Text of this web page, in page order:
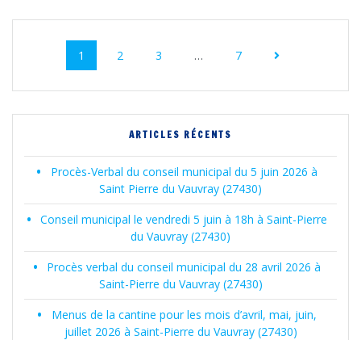
Navigation
sein
des
Page
1 Page
2 Page
3 … Page
7
ARTICLES RÉCENTS
Procès-Verbal du conseil municipal du 5 juin 2026 à
Saint Pierre du Vauvray (27430)
Conseil municipal le vendredi 5 juin à 18h à Saint-Pierre
du Vauvray (27430)
Procès verbal du conseil municipal du 28 avril 2026 à
Saint-Pierre du Vauvray (27430)
Menus de la cantine pour les mois d’avril, mai, juin,
juillet 2026 à Saint-Pierre du Vauvray (27430)